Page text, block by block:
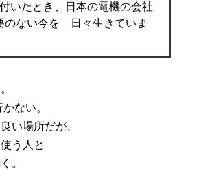
いたとき、日本の電機の会社
のない今を 日々生きていま
ない。
い場所だが、
う人と
。